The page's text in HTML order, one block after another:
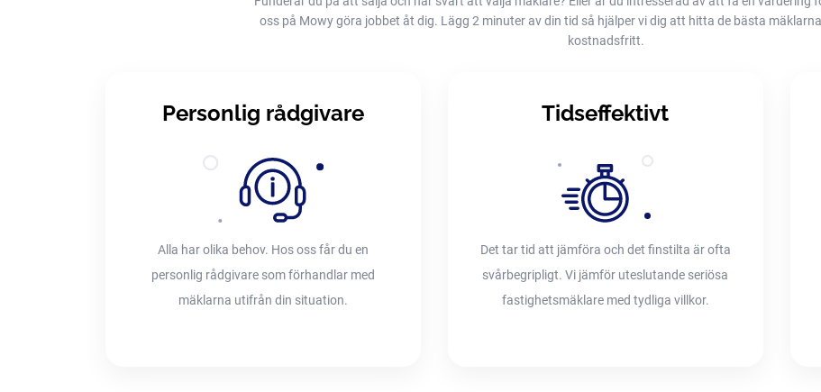
oss på Mowy göra jobbet åt dig. Lägg 2 minuter av din tid så hjälper vi dig att hitta de bästa
kostnadsfritt.
Personlig rådgivare
Alla har olika behov. Hos oss får du en
personlig rådgivare som förhandlar med
mäklarna utifrån din situation.
Tidseffektivt
Det tar tid att jämföra och det finstilta är ofta
svårbegripligt. Vi jämför uteslutande seriösa
fastighetsmäklare med tydliga villkor.